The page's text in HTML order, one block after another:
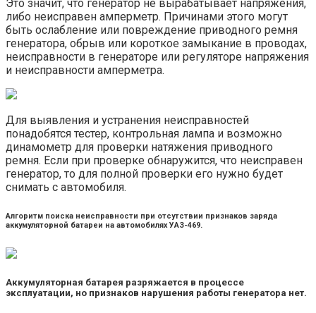
Это значит, что генератор не вырабатывает напряжения,
либо неисправен амперметр. Причинами этого могут
быть ослабление или повреждение приводного ремня
генератора, обрыв или короткое замыкание в проводах,
неисправности в генераторе или регуляторе напряжения
и неисправности амперметра.
Для выявления и устранения неисправностей
понадобятся тестер, контрольная лампа и возможно
динамометр для проверки натяжения приводного
ремня. Если при проверке обнаружится, что неисправен
генератор, то для полной проверки его нужно будет
снимать с автомобиля.
Алгоритм поиска неисправности при отсутствии признаков заряда
аккумуляторной батареи на автомобилях УАЗ-469.
Аккумуляторная батарея разряжается в процессе
эксплуатации, но признаков нарушения работы генератора нет.